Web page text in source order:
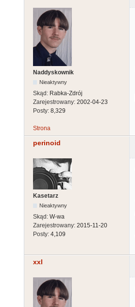
Naddyskownik
Nieaktywny
Skąd: Rabka-Zdrój
Zarejestrowany: 2002-04-23
Posty: 8,329
Strona
perinoid
Kasetarz
Nieaktywny
Skąd: W-wa
Zarejestrowany: 2015-11-20
Posty: 4,109
xxl